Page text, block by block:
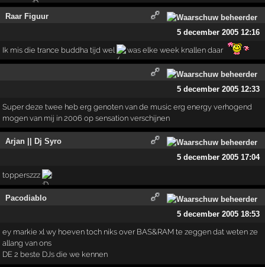
Raar Figuur
5 december 2005 12:16
Ik mis die trance buddha tijd wel was elke week knallen daar
5 december 2005 12:33
Super deze twee heb erg genoten van de music erg energy verhogend
mogen van mij in 2006 op sensation verschijnen
Arjan || Dj Syro
5 december 2005 17:04
topperszzz !
Pacodiablo
5 december 2005 18:53
ey markie xl wy hoeven toch niks over BAS&RAM te zeggen dat weten ze
allang van ons
DE 2 beste DJs die we kennen